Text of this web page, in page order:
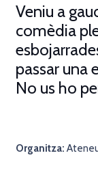
Veniu a
comèdia
passar una
No us ho
Organitza: